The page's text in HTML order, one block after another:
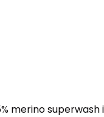
merino superwash